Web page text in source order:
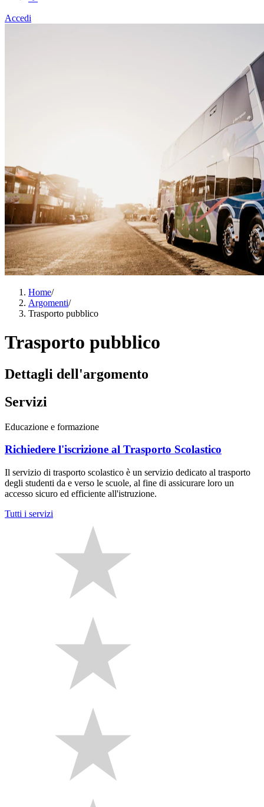
Accedi
Home/
Argomenti/
Trasporto pubblico
Trasporto pubblico
Dettagli dell'argomento
Servizi
Educazione e formazione
Richiedere l'iscrizione al Trasporto Scolastico
Il servizio di trasporto scolastico è un servizio dedicato al trasporto
degli studenti da e verso le scuole, al fine di assicurare loro un
accesso sicuro ed efficiente all'istruzione.
Tutti i servizi